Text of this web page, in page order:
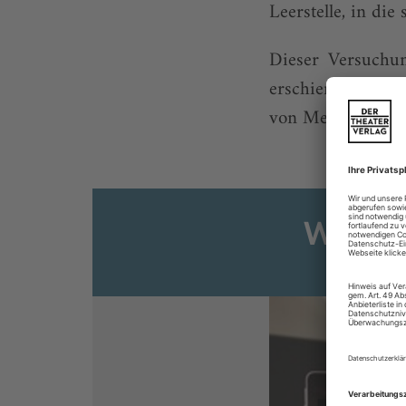
Leerstelle, in die
Dieser
erschienenen
von Mengeles